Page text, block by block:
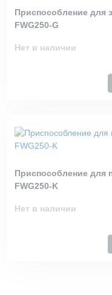
Приспособление для
FWG250-G
Нет в наличии
Приспособление для
FWG250-K
Нет в наличии